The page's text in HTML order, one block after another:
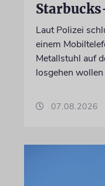
Laut Polizei
einem
Metallstuhl auf
losgehen wollen
07.08.2026